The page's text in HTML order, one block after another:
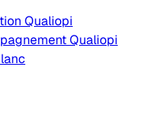
Qualiopi
Qualiopi